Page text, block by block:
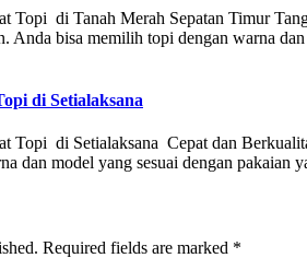
Topi di Tanah Merah Sepatan Timur
Anda bisa memilih topi dengan warna
di Setialaksana
Topi di Setialaksana Cepat dan
dan model yang sesuai dengan
Required fields are marked *